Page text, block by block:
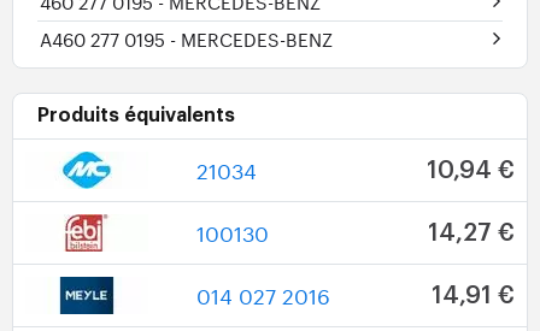
A460 277 0195 - MERCEDES-BENZ
Produits équivalents
21034 10,94 €
100130 14,27 €
014 027 2016 14,91 €